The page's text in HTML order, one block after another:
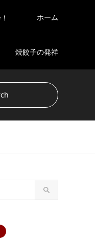
ホーム
焼餃子の発祥